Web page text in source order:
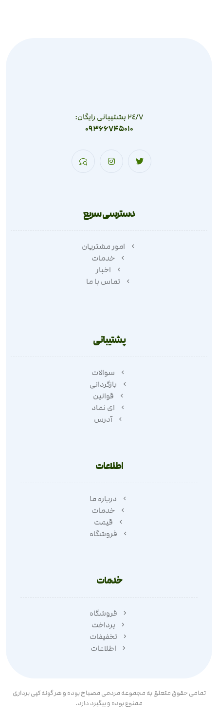
٢٤/٧ پشتیبانی رایگان:
09366745010
دسترسی سریع
امور مشتریان
خدمات
اخبار
تماس با ما
پشتیبانی
سوالات
بازگردانی
قوانین
ای نماد
آدرس
اطلاعات
درباره ما
خدمات
قیمت
فروشگاه
خدمات
فروشگاه
پرداخت
تخفیفات
اطلاعات
تمامی حقوق متعلق به مجموعه مردمی مصباح بوده و هر گونه کپی برداری
ممنوع بوده و پیگیرد دارد.